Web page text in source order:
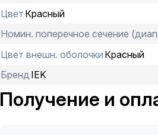
Цвет Красный
Номин. поперечное сечение
Цвет внешн. оболочки Красный
Бренд IEK
Получение и